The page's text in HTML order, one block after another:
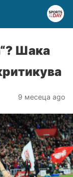
Шака
9 месеца ago